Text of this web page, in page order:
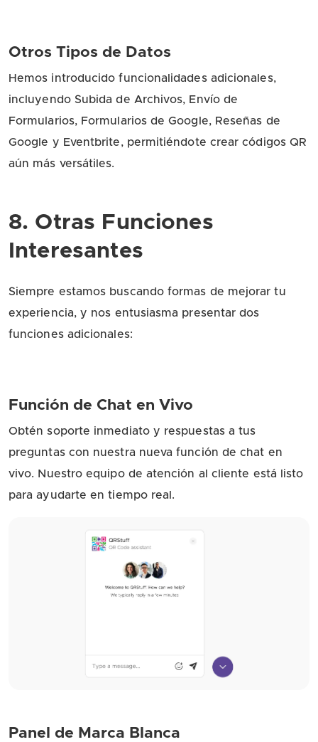
Otros Tipos de Datos
Hemos introducido funcionalidades adicionales,
incluyendo Subida de Archivos, Envío de
Formularios, Formularios de Google, Reseñas de
Google y Eventbrite, permitiéndote crear códigos QR
aún más versátiles.
8. Otras Funciones
Interesantes
Siempre estamos buscando formas de mejorar tu
experiencia, y nos entusiasma presentar dos
funciones adicionales:
Función de Chat en Vivo
Obtén soporte inmediato y respuestas a tus
preguntas con nuestra nueva función de chat en
vivo. Nuestro equipo de atención al cliente está listo
para ayudarte en tiempo real.
Panel de Marca Blanca